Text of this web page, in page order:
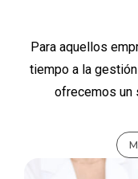
Para aquellos
tiempo a la
ofrecemos un